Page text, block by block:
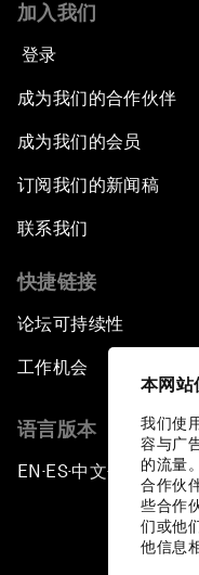
本网
我们使
容与广
的流量
合作伙
些合作
们或他
他信息
加入我们
登录
成为我们的合作伙伴
成为我们的会员
订阅我们的新闻稿
联系我们
快捷链接
论坛可持续性
工作机会
语言版本
EN ▪ ES▪中文▪ 日本語